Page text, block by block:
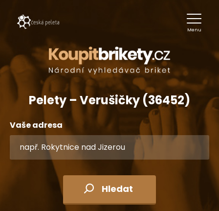
Menu
Pelety – Verušičky (36452)
Vaše adresa
Hledat